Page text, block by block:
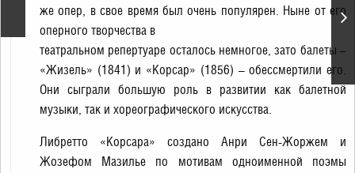
премией "Будем жить!"
же опер, в свое время был очень популярен. Ныне от его
оперного творчества в
театральном репертуаре осталось немногое, зато балеты –
«Жизель» (1841) и «Корсар» (1856) – обессмертили его.
Они сыграли большую роль в развитии как балетной
музыки, так и хореографического искусства.
Либретто «Корсара» создано Анри Сен-Жоржем и
Жозефом Мазилье по мотивам одноименной поэмы